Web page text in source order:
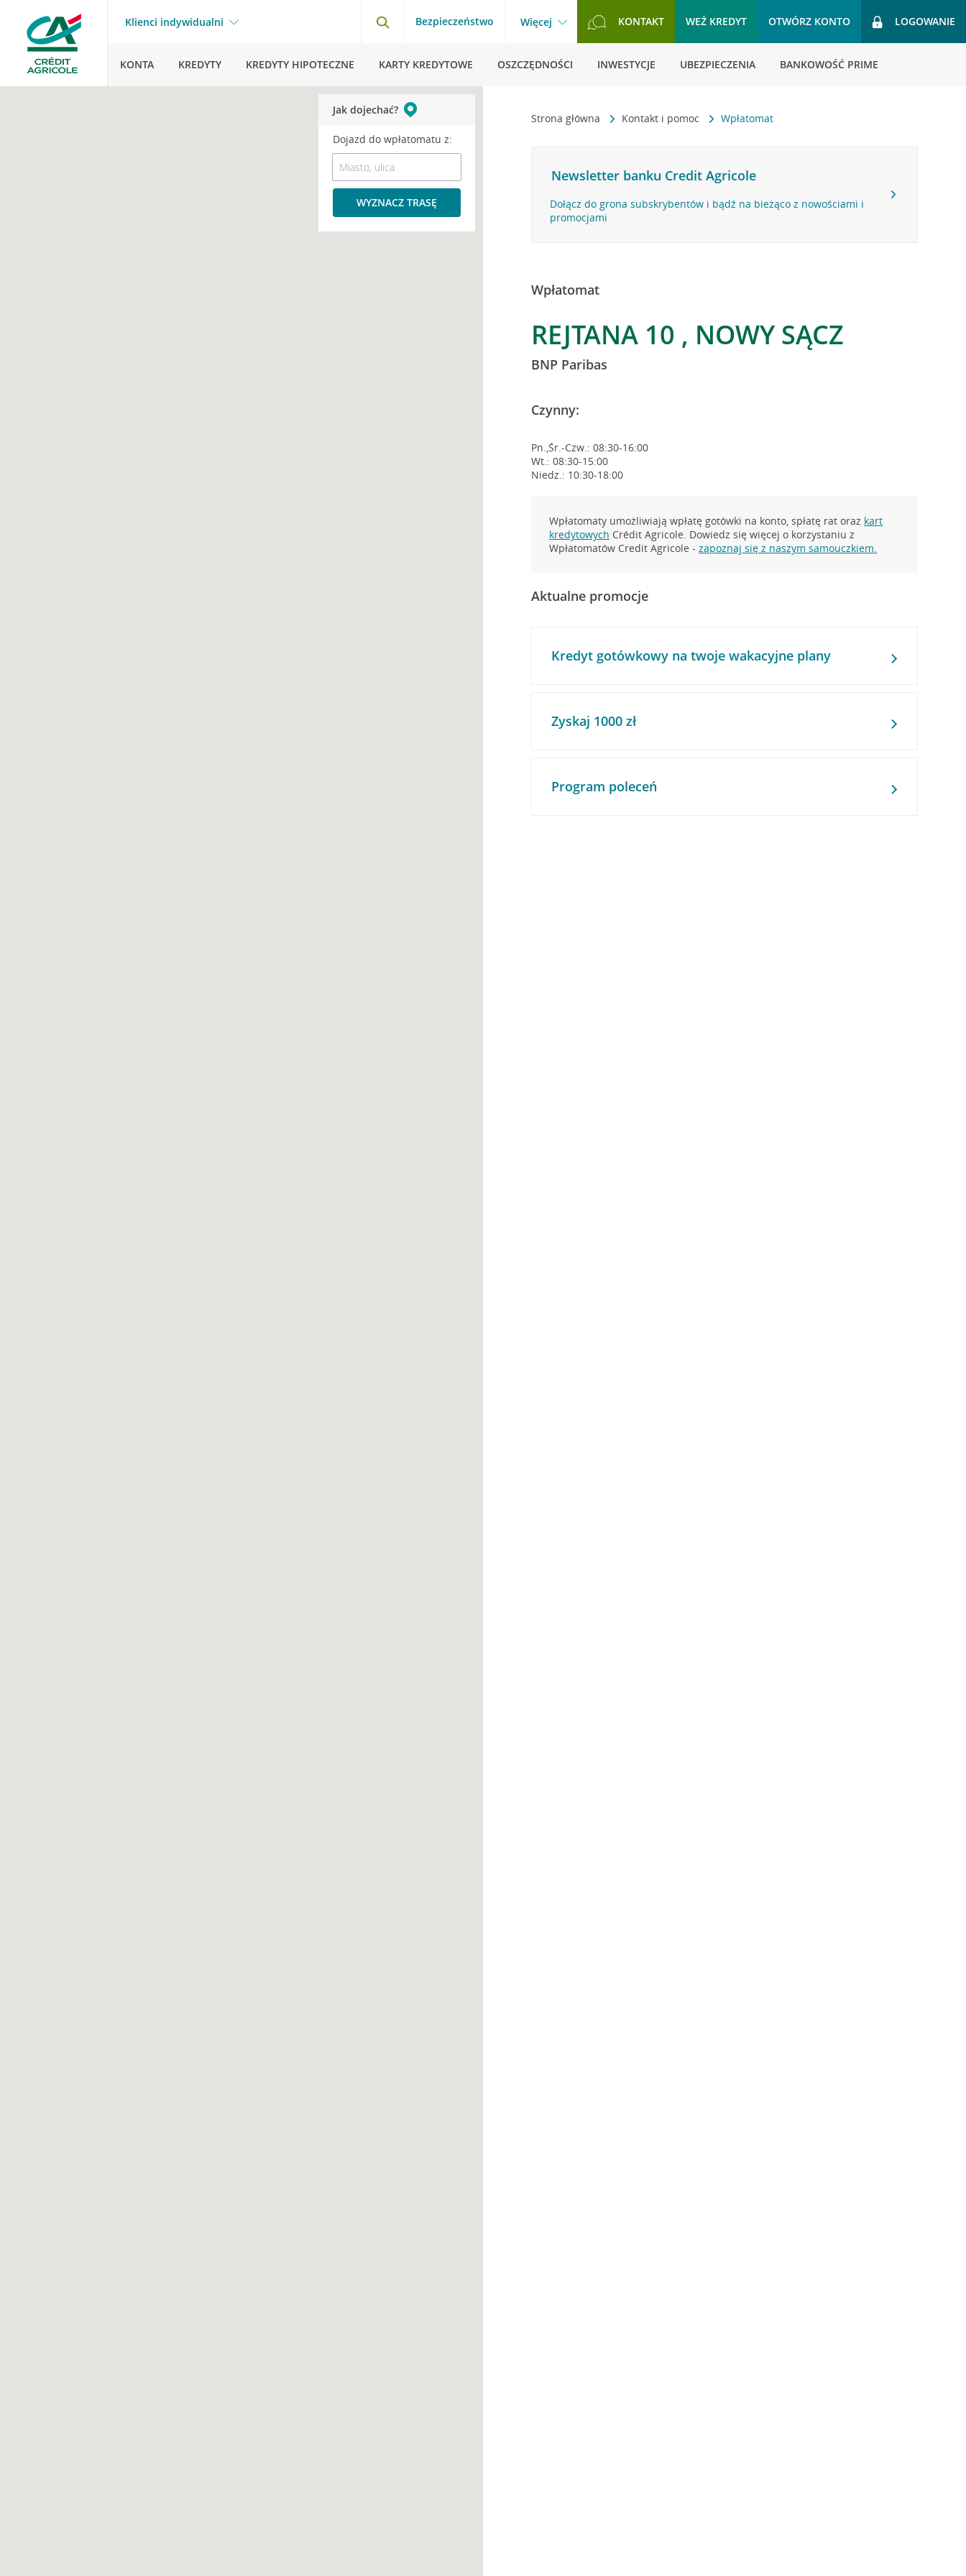
Klienci indywidualni Bezpieczeństwo Więcej KONTAKT WEŹ KREDYT OTWÓRZ KONTO LOGOWANIE
KONTA KREDYTY KREDYTY HIPOTECZNE KARTY KREDYTOWE OSZCZĘDNOŚCI INWESTYCJE UBEZPIECZENIA BANKOWOŚĆ PRIME
Strona główna Kontakt i pomoc Wpłatomat
Newsletter banku Credit Agricole
Dołącz do grona subskrybentów i bądź na bieżąco z nowościami i
promocjami
Wpłatomat
REJTANA 10 , NOWY SĄCZ
BNP Paribas
Czynny:
Pn.,Śr.-Czw.: 08:30-16:00
Wt.: 08:30-15:00
Niedz.: 10:30-18:00
Wpłatomaty umożliwiają wpłatę gotówki na konto, spłatę rat oraz kart
kredytowych Crédit Agricole. Dowiedz się więcej o korzystaniu z
Wpłatomatów Credit Agricole -zapoznaj się z naszym samouczkiem.
Aktualne promocje
Kredyt gotówkowy na twoje wakacyjne plany
Zyskaj 1000 zł
Program poleceń
Jak dojechać?
Dojazd do wpłatomatu z:
WYZNACZ TRASĘ